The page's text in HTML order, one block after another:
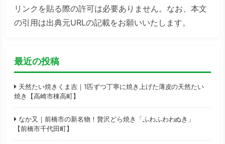
リンクを貼る際の許可は必要ありません。なお、本文
の引用は出典元URLの記載をお願いいたします。
最近の投稿
天然たい焼きくま吉｜1匹ずつ丁寧に焼き上げた薄皮の天然たい
焼き【高崎市棟高町】
なか又｜前橋市の新名物！贅沢どら焼き「ふわふわわぬき」
【前橋市千代田町】